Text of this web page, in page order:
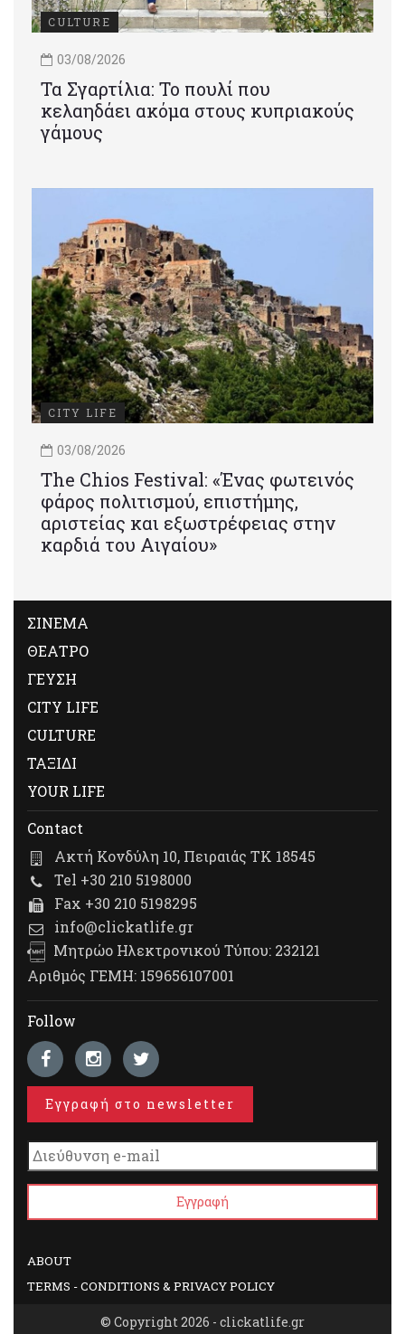
CULTURE
03/08/2026
Τα Σγαρτίλια: Το πουλί που
κελαηδάει ακόμα στους κυπριακούς
γάμους
CITY LIFE
03/08/2026
Τhe Chios Festival: «Ένας φωτεινός
φάρος πολιτισμού, επιστήμης,
αριστείας και εξωστρέφειας στην
καρδιά του Αιγαίου»
ΣΙΝΕΜΑ
ΘΕΑΤΡΟ
ΓΕΥΣΗ
CITY LIFE
CULTURE
ΤΑΞΙΔΙ
YOUR LIFE
Contact
Ακτή Κονδύλη 10, Πειραιάς ΤΚ 18545
Tel +30 210 5198000
Fax +30 210 5198295
info@clickatlife.gr
Μητρώο Ηλεκτρονικού Τύπου: 232121
Αριθμός ΓΕΜΗ: 159656107001
Follow
Εγγραφή στο newsletter
ABOUT
TERMS - CONDITIONS & PRIVACY POLICY
© Copyright 2026 - clickatlife.gr